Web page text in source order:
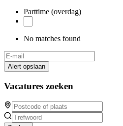
Parttime (overdag)
No matches found
Alert opslaan
Vacatures zoeken